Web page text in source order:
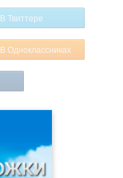
В Твиттере
В Одноклассниках